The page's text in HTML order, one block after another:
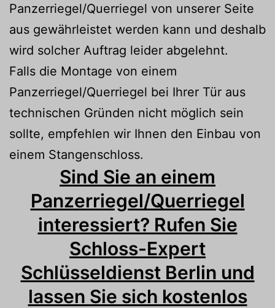
Panzerriegel/Querriegel von unserer Seite
aus gewährleistet werden kann und deshalb
wird solcher Auftrag leider abgelehnt.
Falls die Montage von einem
Panzerriegel/Querriegel bei Ihrer Tür aus
technischen Gründen nicht möglich sein
sollte, empfehlen wir Ihnen den Einbau von
einem Stangenschloss.
Sind Sie an einem
Panzerriegel/Querriegel
interessiert? Rufen Sie
Schloss-Expert
Schlüsseldienst Berlin und
lassen Sie sich kostenlos